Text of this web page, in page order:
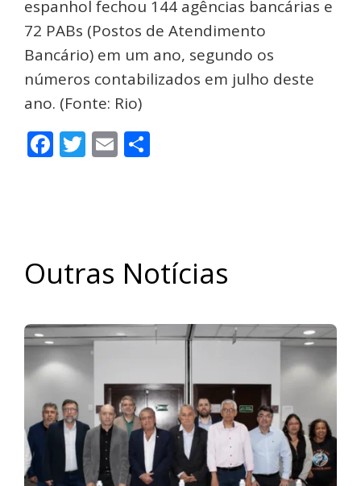
espanhol fechou 144 agências bancárias e
72 PABs (Postos de Atendimento
Bancário) em um ano, segundo os
números contabilizados em julho deste
ano. (Fonte: Rio)
Facebook
Twitter
Email
Outras Notícias